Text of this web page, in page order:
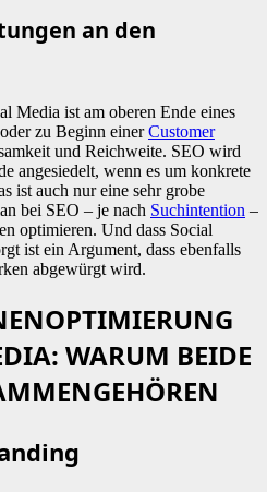
an den
Media ist am oberen Ende eines
zu Beginn einerCustomer
und Reichweite. SEO wird
angesiedelt, wenn es um konkrete
ist auch nur eine sehr grobe
bei SEO – je nach Suchintention –
optimieren. Und dass Social
ist ein Argument, dass ebenfalls
abgewürgt wird.
WARUM BEIDE